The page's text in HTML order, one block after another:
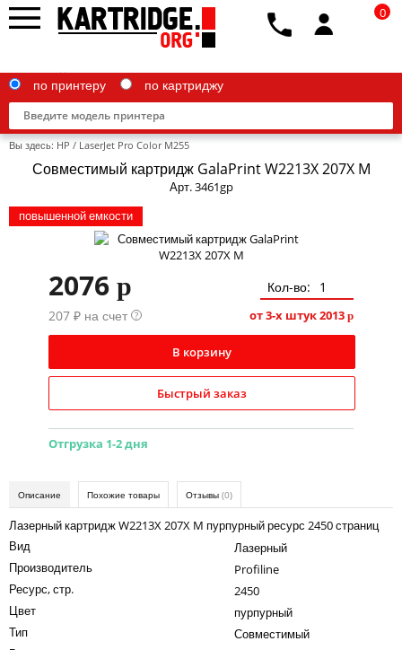
Brother
Epson
G&G
IBM
Kodak
Konica Minolta
Kyocera
Lexmark
Panasonic
Ricoh
по принтеру по картриджу
0
Вы здесь: HP / LaserJet Pro Color M255
Совместимый картридж GalaPrint W2213X 207X M
Арт. 3461gp
повышенной емкости
2076 p
Кол-во:
207 ₽ на счет ? от 3-х штук2013 p
В корзину
Быстрый заказ
Отгрузка 1-2 дня
Описание Похожие товары Отзывы (0)
Лазерный картридж W2213X 207X M пурпурный ресурс 2450 страниц
Вид
Лазерный
Производитель
Profiline
Ресурс, стр.
2450
Цвет
пурпурный
Тип
Совместимый